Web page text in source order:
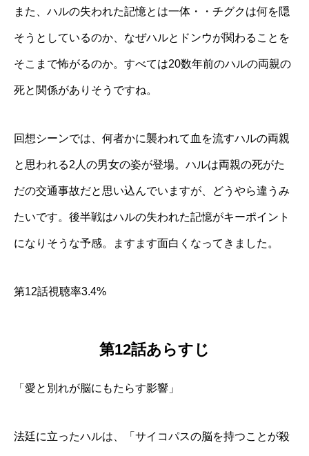
また、ハルの失われた記憶とは一体・・チグクは何を隠
そうとしているのか、なぜハルとドンウが関わることを
そこまで怖がるのか。すべては20数年前のハルの両親の
死と関係がありそうですね。
回想シーンでは、何者かに襲われて血を流すハルの両親
と思われる2人の男女の姿が登場。ハルは両親の死がた
だの交通事故だと思い込んでいますが、どうやら違うみ
たいです。後半戦はハルの失われた記憶がキーポイント
になりそうな予感。ますます面白くなってきました。
第12話視聴率3.4%
第12話あらすじ
「愛と別れが脳にもたらす影響」
法廷に立ったハルは、「サイコパスの脳を持つことが殺